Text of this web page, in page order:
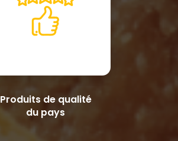
Produits de qualité
du pays